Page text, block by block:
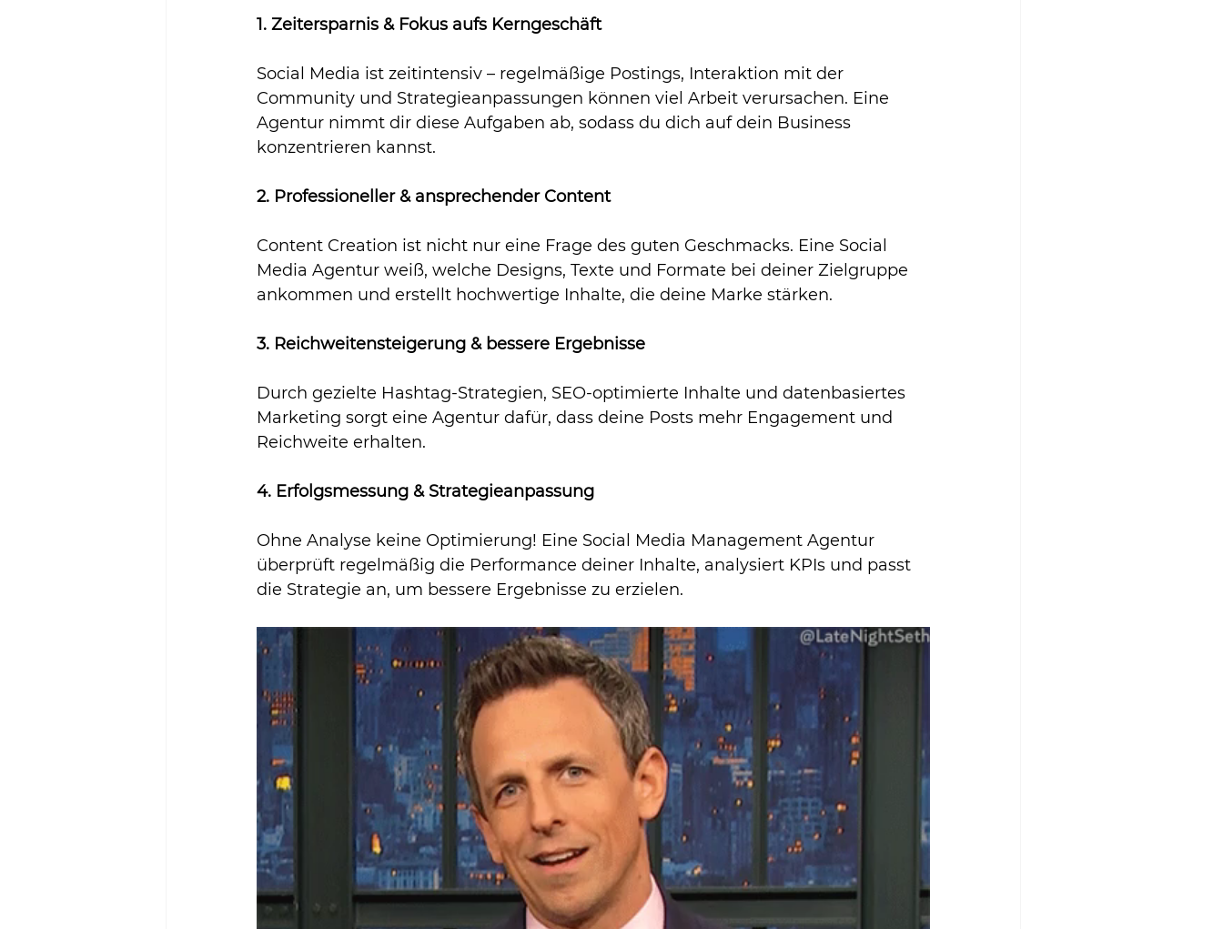
1. Zeitersparnis & Fokus aufs Kerngeschäft
Social Media ist zeitintensiv – regelmäßige Postings, Interaktion mit der
Community und Strategieanpassungen können viel Arbeit verursachen. Eine
Agentur nimmt dir diese Aufgaben ab, sodass du dich auf dein Business
konzentrieren kannst.
2. Professioneller & ansprechender Content
Content Creation ist nicht nur eine Frage des guten Geschmacks. Eine Social
Media Agentur weiß, welche Designs, Texte und Formate bei deiner Zielgruppe
ankommen und erstellt hochwertige Inhalte, die deine Marke stärken.
3. Reichweitensteigerung & bessere Ergebnisse
Durch gezielte Hashtag-Strategien, SEO-optimierte Inhalte und datenbasiertes
Marketing sorgt eine Agentur dafür, dass deine Posts mehr Engagement und
Reichweite erhalten.
4. Erfolgsmessung & Strategieanpassung
Ohne Analyse keine Optimierung! Eine Social Media Management Agentur
überprüft regelmäßig die Performance deiner Inhalte, analysiert KPIs und passt
die Strategie an, um bessere Ergebnisse zu erzielen.